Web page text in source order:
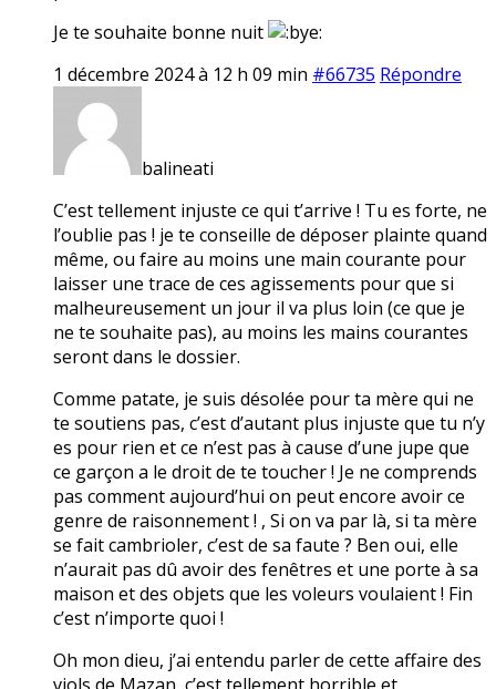
Je te souhaite bonne nuit
1 décembre 2024 à 12 h 09 min #66735 Répondre
balineati
C’est tellement injuste ce qui t’arrive ! Tu es forte, ne
l’oublie pas ! je te conseille de déposer plainte quand
même, ou faire au moins une main courante pour
laisser une trace de ces agissements pour que si
malheureusement un jour il va plus loin (ce que je
ne te souhaite pas), au moins les mains courantes
seront dans le dossier.
Comme patate, je suis désolée pour ta mère qui ne
te soutiens pas, c’est d’autant plus injuste que tu n’y
es pour rien et ce n’est pas à cause d’une jupe que
ce garçon a le droit de te toucher ! Je ne comprends
pas comment aujourd’hui on peut encore avoir ce
genre de raisonnement ! , Si on va par là, si ta mère
se fait cambrioler, c’est de sa faute ? Ben oui, elle
n’aurait pas dû avoir des fenêtres et une porte à sa
maison et des objets que les voleurs voulaient ! Fin
c’est n’importe quoi !
Oh mon dieu, j’ai entendu parler de cette affaire des